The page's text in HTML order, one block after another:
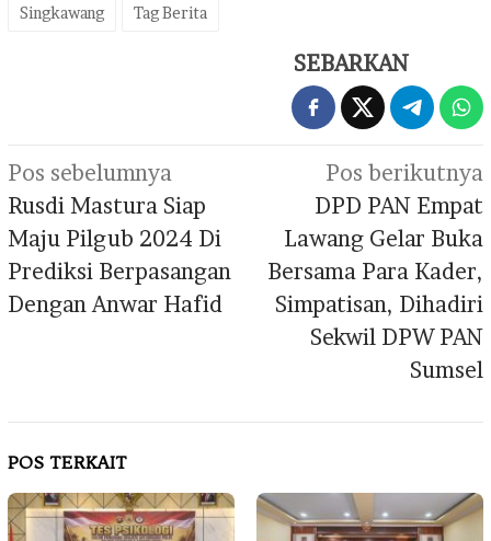
Singkawang
Tag Berita
SEBARKAN
Navigasi
pos
Pos sebelumnya
Rusdi Mastura Siap
Maju Pilgub 2024 Di
Prediksi Berpasangan
Dengan Anwar Hafid
Pos berikutnya
DPD PAN Empat
Lawang Gelar Buka
Bersama Para Kader,
Simpatisan, Dihadiri
Sekwil DPW PAN
Sumsel
POS TERKAIT